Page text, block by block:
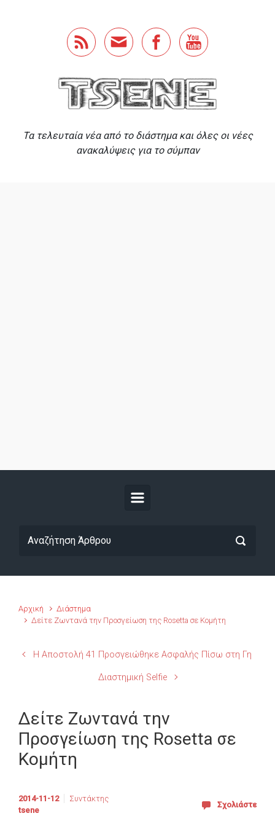
Τα τελευταία νέα από το διάστημα και όλες οι νέες
ανακαλύψεις για το σύμπαν
Αρχική
Διάστημα
Δείτε Ζωντανά την Προσγείωση της Rosetta σε Κομήτη
Η Αποστολή 41 Προσγειώθηκε Ασφαλής Πίσω στη Γη
Διαστημική Selfie
Δείτε Ζωντανά την
Προσγείωση της Rosetta σε
Κομήτη
2014-11-12
Συντάκτης
tsene
Σχολιάστε